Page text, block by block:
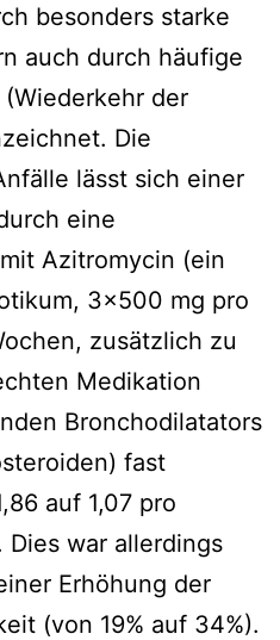
besonders starke
auch durch häufige
der
Die
lässt sich einer
eine
Azitromycin (ein
3×500 mg pro
zusätzlich zu
Medikation
Bronchodilatators
fast
auf 1,07 pro
Dies war allerdings
Erhöhung der
(von 19% auf 34%).